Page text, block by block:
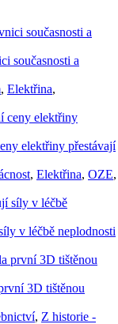
současnosti a
, Elektřina,
elektřiny přestávají
, Elektřina, OZE,
v léčbě neplodnosti
3D tištěnou
, Z historie -